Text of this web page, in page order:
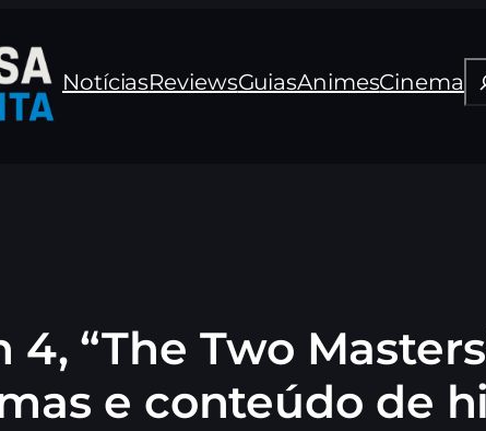
NotíciasReviewsGuiasAnimesCinema
4, “The Two
e conteúdo de